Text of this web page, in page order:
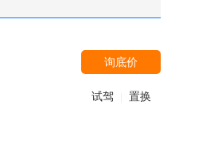
询底价
试驾 置换